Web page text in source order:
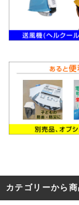
カテゴリーから